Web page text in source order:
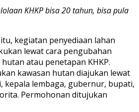
KHKP bisa 20 tahun, bisa pula
kegiatan penyediaan lahan
lewat cara pengubahan
atau penetapan KHKP.
kawasan hutan diajukan lewat
kepala lembaga, gubernur, bupati,
Permohonan ditujukan